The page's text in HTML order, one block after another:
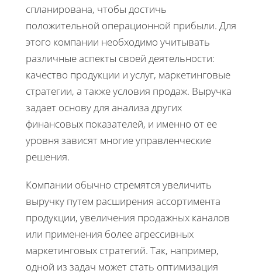
спланирована, чтобы достичь
положительной операционной прибыли. Для
этого компании необходимо учитывать
различные аспекты своей деятельности:
качество продукции и услуг, маркетинговые
стратегии, а также условия продаж. Выручка
задает основу для анализа других
финансовых показателей, и именно от ее
уровня зависят многие управленческие
решения.
Компании обычно стремятся увеличить
выручку путем расширения ассортимента
продукции, увеличения продажных каналов
или применения более агрессивных
маркетинговых стратегий. Так, например,
одной из задач может стать оптимизация